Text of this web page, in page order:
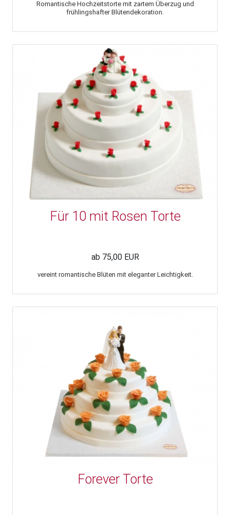
Romantische Hochzeitstorte mit zartem Überzug und
frühlingshafter Blütendekoration.
Für 10 mit Rosen Torte
ab 75,00 EUR
vereint romantische Blüten mit eleganter Leichtigkeit.
Forever Torte